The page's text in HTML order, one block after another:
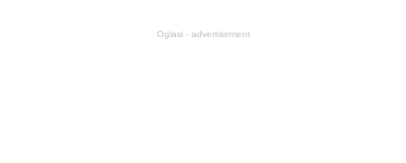
Oglasi - advertisement